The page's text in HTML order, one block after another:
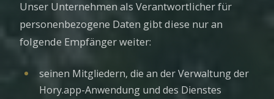
Unser Unternehmen als Verantwortlicher für
personenbezogene Daten gibt diese nur an
folgende Empfänger weiter:
seinen Mitgliedern, die an der Verwaltung der
Hory.app-Anwendung und des Dienstes